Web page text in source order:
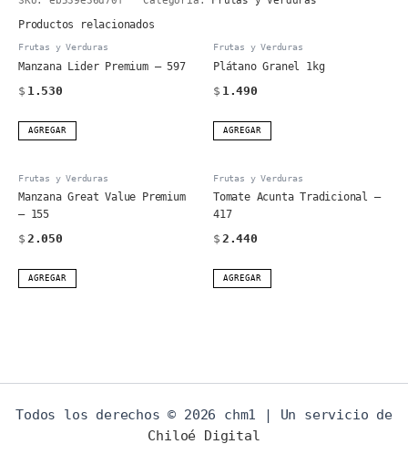
732
Productos relacionados
Frutas y Verduras
Manzana Lider Premium – 597
$ 1.530
AGREGAR
Frutas y Verduras
Plátano Granel 1kg
$ 1.490
AGREGAR
Frutas y Verduras
Manzana Great Value Premium
– 155
$ 2.050
AGREGAR
Frutas y Verduras
Tomate Acunta Tradicional –
417
$ 2.440
AGREGAR
Todos los derechos © 2026 chm1 | Un servicio de
Chiloé Digital